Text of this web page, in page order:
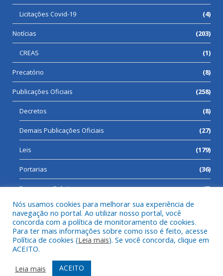
Licitações Covid-19 (4)
Notícias (203)
CREAS (1)
Precatório (8)
Publicações Oficiais (258)
Decretos (8)
Demais Publicações Oficiais (27)
Leis (179)
Portarias (36)
Processos Seletivos (7)
Todos os direitos reservados a Prefeitura Municipal de Cumaru
do Norte.
Mapa do Site
Acessar Área Administrativa
Nós usamos cookies para melhorar sua experiência de
navegação no portal. Ao utilizar nosso portal, você
concorda com a política de monitoramento de cookies.
Para ter mais informações sobre como isso é feito, acesse
Política de cookies (Leia mais). Se você concorda, clique em
ACEITO.
Leia mais
ACEITO